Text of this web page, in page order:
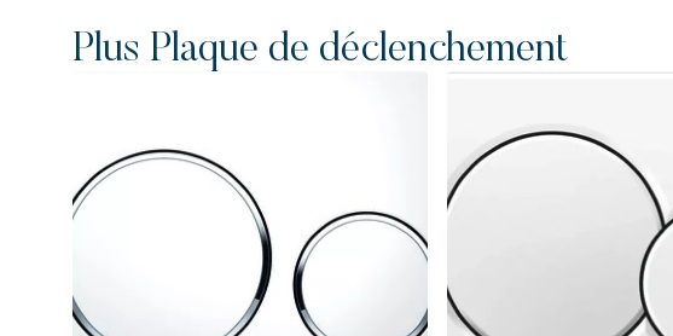
Plus Plaque de déclenchement